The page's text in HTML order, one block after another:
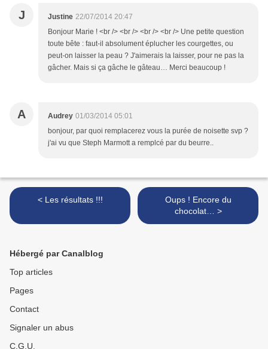
J Justine 22/07/2014 20:47
Bonjour Marie ! <br /> <br /> <br /> <br /> Une petite question
toute bête : faut-il absolument éplucher les courgettes, ou
peut-on laisser la peau ? J'aimerais la laisser, pour ne pas la
gâcher. Mais si ça gâche le gâteau… Merci beaucoup !
A Audrey 01/03/2014 05:01
bonjour, par quoi remplacerez vous la purée de noisette svp ?
j'ai vu que Steph Marmott a remplcé par du beurre..
< Les résultats !!!
Oups ! Encore du
chocolat… >
Hébergé par Canalblog
Top articles
Pages
Contact
Signaler un abus
C.G.U.